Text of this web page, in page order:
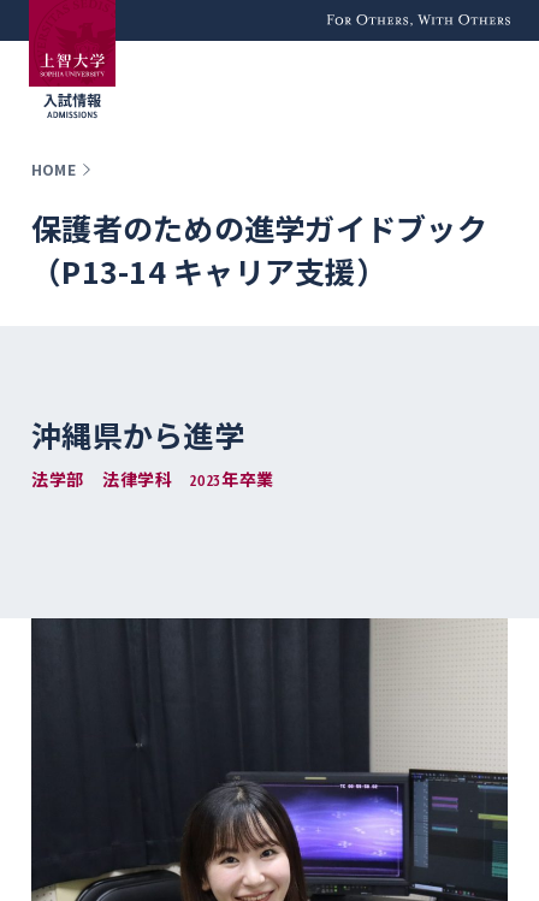
For Others, With
Others
HOME
保護者のための進学ガイドブック
（P13-14 キャリア支援）
沖縄県から進学
法学部 法律学科 2023年卒業